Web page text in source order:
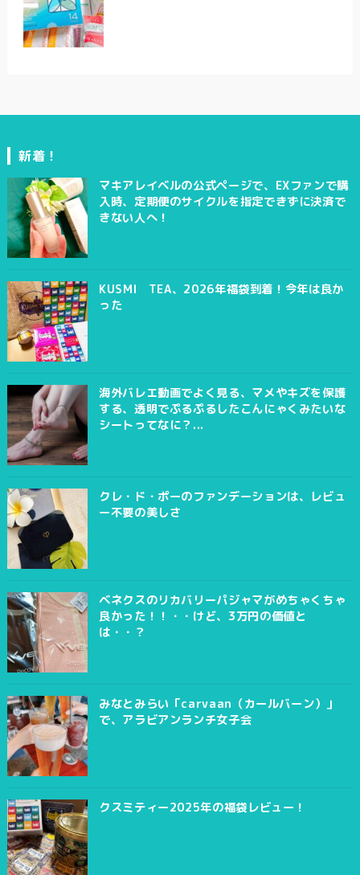
新着！
マキアレイベルの公式ページで、EXファンで購
入時、定期便のサイクルを指定できずに決済で
きない人へ！
KUSMI TEA、2026年福袋到着！今年は良か
った
海外バレエ動画でよく見る、マメやキズを保護
する、透明でぷるぷるしたこんにゃくみたいな
シートってなに？...
クレ・ド・ポーのファンデーションは、レビュ
ー不要の美しさ
ベネクスのリカバリーパジャマがめちゃくちゃ
良かった！！・・けど、3万円の価値と
は・・？
みなとみらい「carvaan（カールバーン）」
で、アラビアンランチ女子会
クスミティー2025年の福袋レビュー！